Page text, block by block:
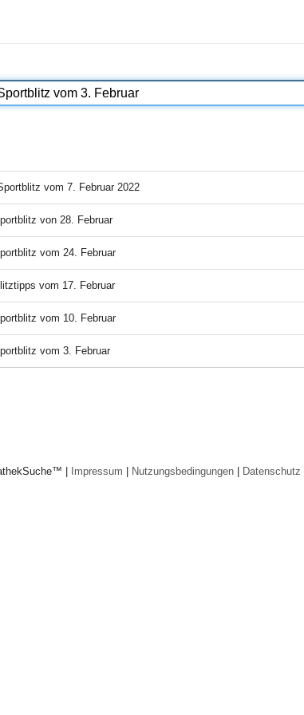
vom 7. Februar 2022
von 28. Februar
vom 24. Februar
vom 17. Februar
vom 10. Februar
vom 3. Februar
| Impressum | Nutzungsbedingungen| Datenschutz